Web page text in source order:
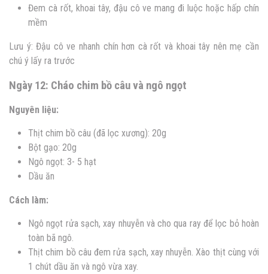
Đem cà rốt, khoai tây, đậu cô ve mang đi luộc hoặc hấp chín
mềm
Lưu ý: Đậu cô ve nhanh chín hơn cà rốt và khoai tây nên mẹ cần
chú ý lấy ra trước
Ngày 12: Cháo chim bồ câu và ngô ngọt
Nguyên liệu:
Thịt chim bồ câu (đã lọc xương): 20g
Bột gạo: 20g
Ngô ngọt: 3- 5 hạt
Dầu ăn
Cách làm:
Ngô ngọt rửa sạch, xay nhuyễn và cho qua ray để lọc bỏ hoàn
toàn bã ngô.
Thịt chim bồ câu đem rửa sạch, xay nhuyễn. Xào thịt cùng với
1 chút dầu ăn và ngô vừa xay.